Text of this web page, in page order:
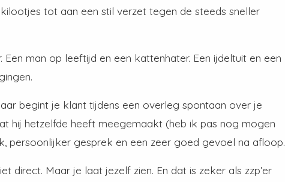
tot aan een stil verzet tegen de steeds sneller
man op leeftijd en een kattenhater. Een ijdeltuit en een
begint je klant tijdens een overleg spontaan over je
hij hetzelfde heeft meegemaakt (heb ik pas nog mogen
persoonlijker gesprek en een zeer goed gevoel na afloop.
direct. Maar je laat jezelf zien. En dat is zeker als zzp’er